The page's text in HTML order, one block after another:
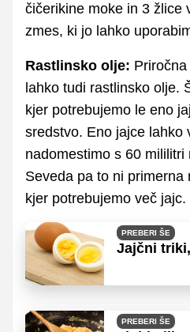
čičerikine moke in 3 žlice
zmes, ki jo lahko
Rastlinsko olje:
lahko tudi rastlinsko olje.
kjer potrebujemo le eno
sredstvo. Eno jajce lahko
nadomestimo s 60 mililitri
Seveda pa to ni primerna
kjer potrebujemo več jajc.
PREBERI ŠE
Jajčni
PREBERI ŠE